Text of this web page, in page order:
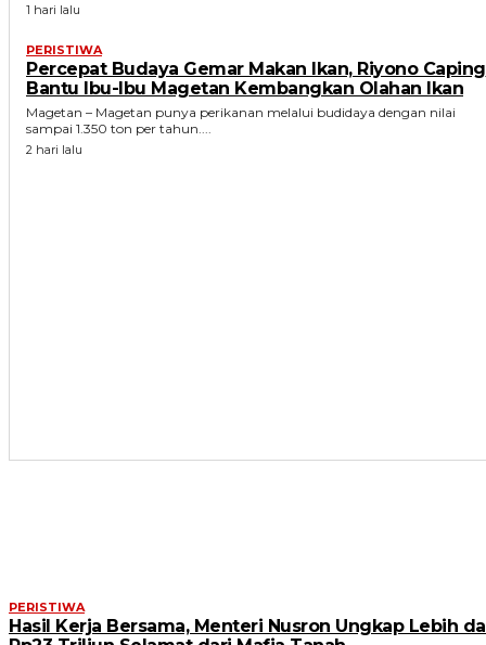
1 hari lalu
PERISTIWA
Percepat Budaya Gemar Makan Ikan, Riyono Caping
Bantu Ibu-Ibu Magetan Kembangkan Olahan Ikan
Magetan – Magetan punya perikanan melalui budidaya dengan nilai
sampai 1.350 ton per tahun....
2 hari lalu
PERISTIWA
Hasil Kerja Bersama, Menteri Nusron Ungkap Lebih